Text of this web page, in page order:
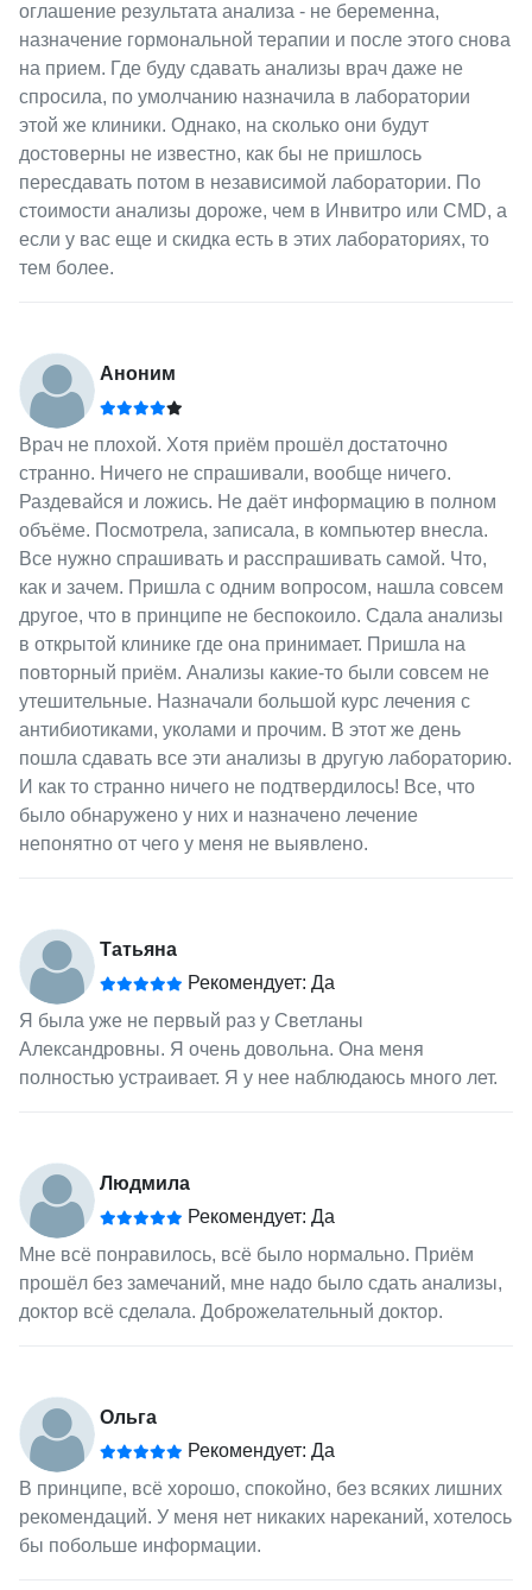
оглашение результата анализа - не беременна,
назначение гормональной терапии и после этого снова
на прием. Где буду сдавать анализы врач даже не
спросила, по умолчанию назначила в лаборатории
этой же клиники. Однако, на сколько они будут
достоверны не известно, как бы не пришлось
пересдавать потом в независимой лаборатории. По
стоимости анализы дороже, чем в Инвитро или СМD, а
если у вас еще и скидка есть в этих лабораториях, то
тем более.
Аноним
Врач не плохой. Хотя приём прошёл достаточно
странно. Ничего не спрашивали, вообще ничего.
Раздевайся и ложись. Не даёт информацию в полном
объёме. Посмотрела, записала, в компьютер внесла.
Все нужно спрашивать и расспрашивать самой. Что,
как и зачем. Пришла с одним вопросом, нашла совсем
другое, что в принципе не беспокоило. Сдала анализы
в открытой клинике где она принимает. Пришла на
повторный приём. Анализы какие-то были совсем не
утешительные. Назначали большой курс лечения с
антибиотиками, уколами и прочим. В этот же день
пошла сдавать все эти анализы в другую лабораторию.
И как то странно ничего не подтвердилось! Все, что
было обнаружено у них и назначено лечение
непонятно от чего у меня не выявлено.
Татьяна
Рекомендует: Да
Я была уже не первый раз у Светланы
Александровны. Я очень довольна. Она меня
полностью устраивает. Я у нее наблюдаюсь много лет.
Людмила
Рекомендует: Да
Мне всё понравилось, всё было нормально. Приём
прошёл без замечаний, мне надо было сдать анализы,
доктор всё сделала. Доброжелательный доктор.
Ольга
Рекомендует: Да
В принципе, всё хорошо, спокойно, без всяких лишних
рекомендаций. У меня нет никаких нареканий, хотелось
бы побольше информации.